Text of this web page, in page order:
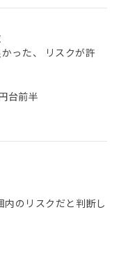
った、 リスクが許
台前半
のリスクだと判断し